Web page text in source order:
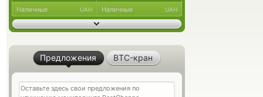
Наличные UAH Наличные UAH
Предложения BTC-кран